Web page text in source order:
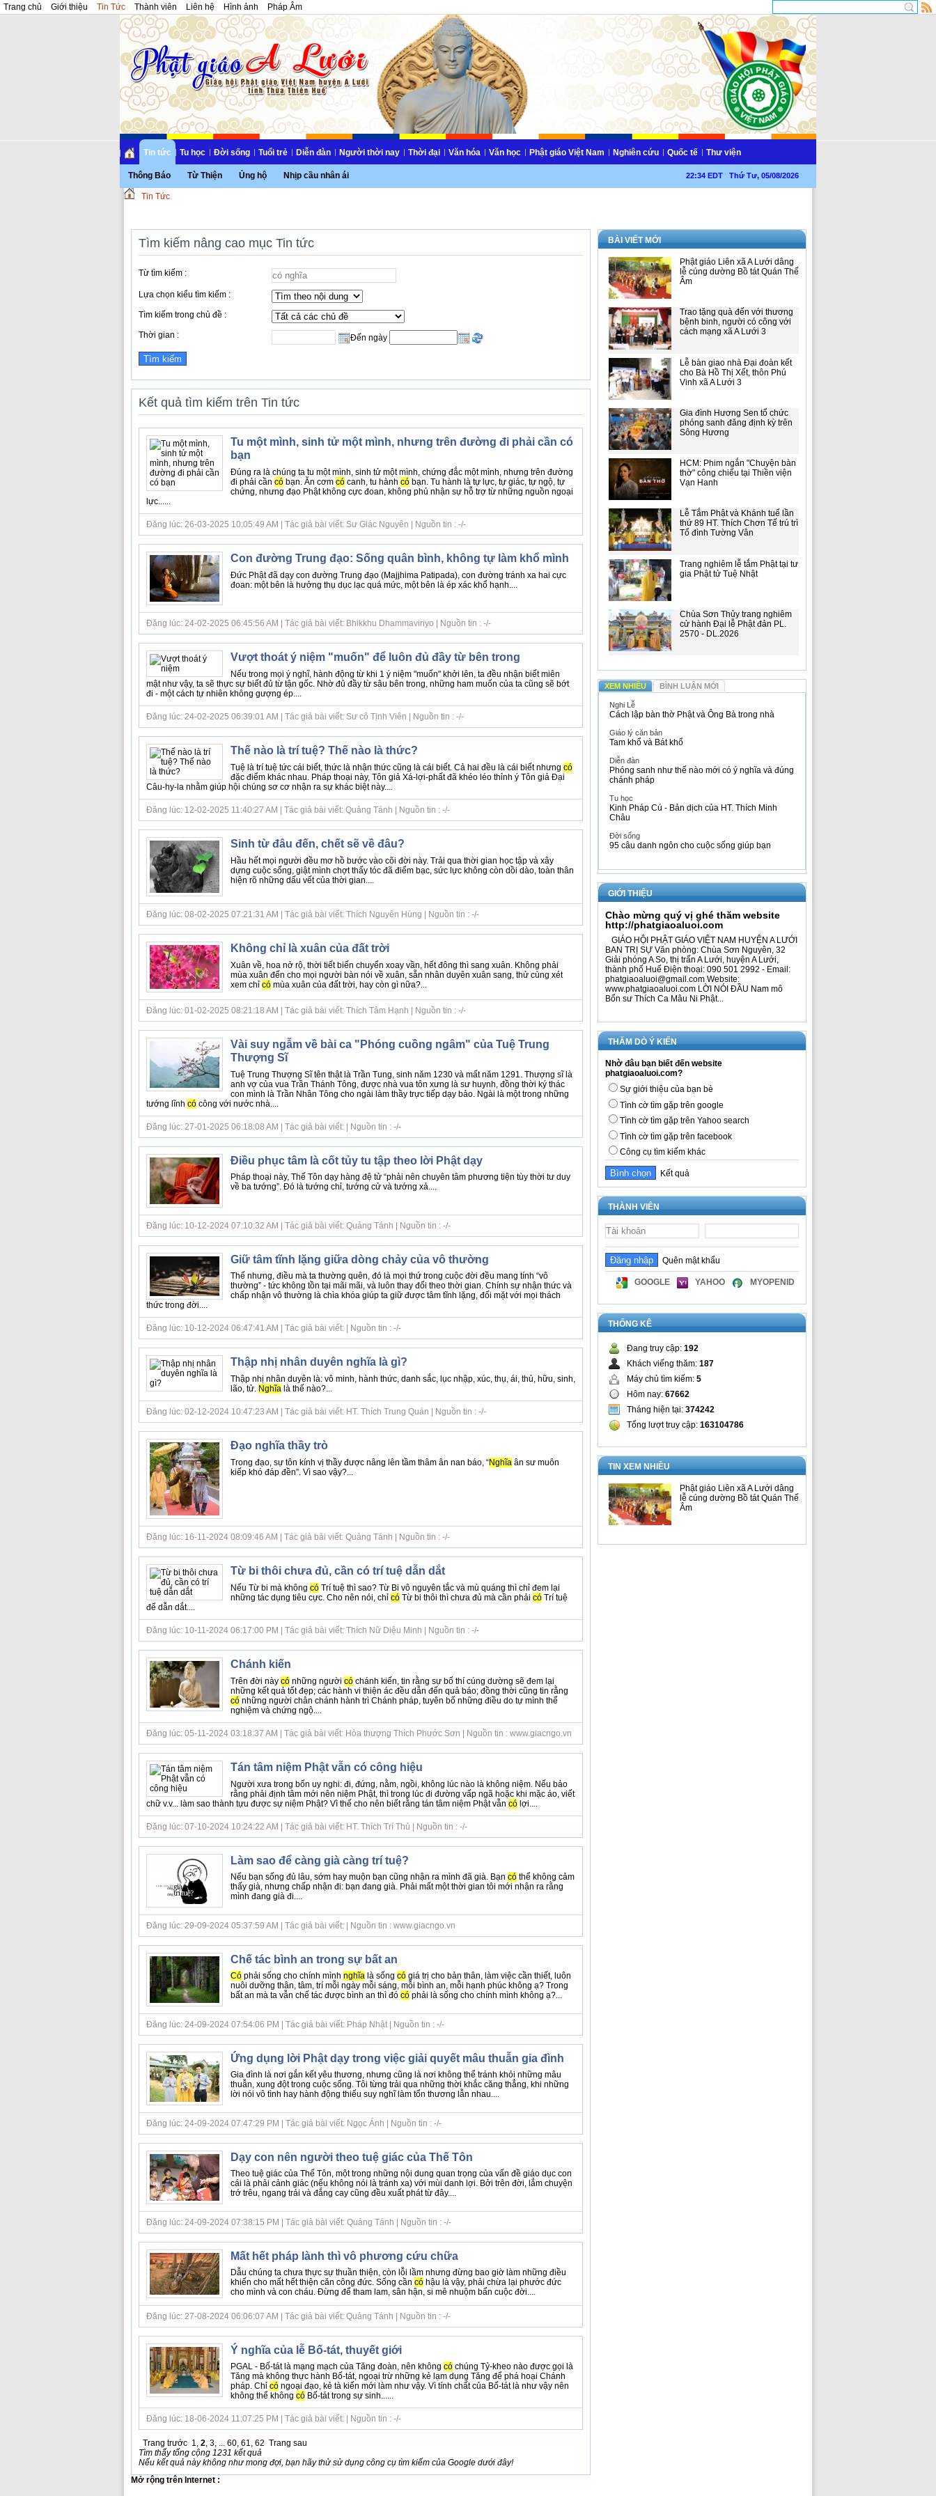
Trang chủ Giới thiệu Tin Tức Thành viên Liên hệ Hình ảnh Pháp Âm
Tin tức
Thông Báo Từ Thiện Ủng hộ Nhịp cầu nhân ái
Tu học Đời sống Tuổi trẻ Diễn đàn Người thời nay Thời đại Văn hóa Văn học Phật giáo Việt Nam Nghiên cứu Quốc tế Thư viện
22:34 EDT Thứ Tư, 05/08/2026
Tin Tức
Tìm kiếm nâng cao mục Tin tức
Từ tìm kiếm :
Lựa chọn kiểu tìm kiếm :
Tìm kiếm trong chủ đề :
Thời gian : Đến ngày
Kết quả tìm kiếm trên Tin tức
Tu một mình, sinh tử một mình, nhưng trên đường đi phải cần có
bạn
Đúng ra là chúng ta tu một mình, sinh tử một mình, chứng đắc một mình, nhưng trên đường
đi phải cần cóbạn. Ăn cơm cócanh, tu hành cóbạn. Tu hành là tự lực, tự giác, tự ngộ, tự
chứng, nhưng đạo Phật không cực đoan, không phủ nhận sự hỗ trợ từ những nguồn ngoại
lực......
Đăng lúc: 26-03-2025 10:05:49 AM | Tác giả bài viết: Sư Giác Nguyên | Nguồn tin : -/-
Con đường Trung đạo: Sống quân bình, không tự làm khổ mình
Đức Phật đã dạy con đường Trung đạo (Majjhima Patipada), con đường tránh xa hai cực
đoan: một bên là hưởng thụ dục lạc quá mức, một bên là ép xác khổ hạnh....
Đăng lúc: 24-02-2025 06:45:56 AM | Tác giả bài viết: Bhikkhu Dhammaviriyo | Nguồn tin : -/-
Vượt thoát ý niệm "muốn" để luôn đủ đầy từ bên trong
Nếu trong mọi ý nghĩ, hành động từ khi 1 ý niệm "muốn" khởi lên, ta đều nhận biết miên
mật như vậy, ta sẽ thực sự biết đủ từ tận gốc. Nhờ đủ đầy từ sâu bên trong, những ham muốn của ta cũng sẽ bớt
đi - một cách tự nhiên không gượng ép....
Đăng lúc: 24-02-2025 06:39:01 AM | Tác giả bài viết: Sư cô Tịnh Viên | Nguồn tin : -/-
Thế nào là trí tuệ? Thế nào là thức?
Tuệ là trí tuệ tức cái biết, thức là nhận thức cũng là cái biết. Cả hai đều là cái biết nhưng có
đặc điểm khác nhau. Pháp thoại này, Tôn giả Xá-lợi-phất đã khéo léo thỉnh ý Tôn giả Đại
Câu-hy-la nhằm giúp hội chúng sơ cơ nhận ra sự khác biệt này....
Đăng lúc: 12-02-2025 11:40:27 AM | Tác giả bài viết: Quảng Tánh | Nguồn tin : -/-
Sinh từ đâu đến, chết sẽ về đâu?
Hầu hết mọi người đều mơ hồ bước vào cõi đời này. Trải qua thời gian học tập và xây
dựng cuộc sống, giật mình chợt thấy tóc đã điểm bạc, sức lực không còn dồi dào, toàn thân
hiện rõ những dấu vết của thời gian....
Đăng lúc: 08-02-2025 07:21:31 AM | Tác giả bài viết: Thích Nguyên Hùng | Nguồn tin : -/-
Không chỉ là xuân của đất trời
Xuân về, hoa nở rộ, thời tiết biến chuyển xoay vần, hết đông thì sang xuân. Không phải
mùa xuân đến cho mọi người bàn nói về xuân, sẵn nhân duyên xuân sang, thử cùng xét
xem chỉ cómùa xuân của đất trời, hay còn gì nữa?...
Đăng lúc: 01-02-2025 08:21:18 AM | Tác giả bài viết: Thích Tâm Hạnh | Nguồn tin : -/-
Vài suy ngẫm về bài ca "Phóng cuồng ngâm" của Tuệ Trung
Thượng Sĩ
Tuệ Trung Thượng Sĩ tên thật là Trần Tung, sinh năm 1230 và mất năm 1291. Thượng sĩ là
anh vợ của vua Trần Thánh Tông, được nhà vua tôn xưng là sư huynh, đồng thời ký thác
con mình là Trần Nhân Tông cho ngài làm thầy trực tiếp dạy bảo. Ngài là một trong những
tướng lĩnh có công với nước nhà....
Đăng lúc: 27-01-2025 06:18:08 AM | Tác giả bài viết: | Nguồn tin : -/-
Điều phục tâm là cốt tủy tu tập theo lời Phật dạy
Pháp thoại này, Thế Tôn dạy hàng đệ tử “phải nên chuyên tâm phương tiện tùy thời tư duy
về ba tướng”. Đó là tướng chỉ, tướng cử và tướng xả....
Đăng lúc: 10-12-2024 07:10:32 AM | Tác giả bài viết: Quảng Tánh | Nguồn tin : -/-
Giữ tâm tĩnh lặng giữa dòng chảy của vô thường
Thế nhưng, điều mà ta thường quên, đó là mọi thứ trong cuộc đời đều mang tính “vô
thường” - tức không tồn tại mãi mãi, và luôn thay đổi theo thời gian. Chính sự nhận thức và
chấp nhận vô thường là chìa khóa giúp ta giữ được tâm tĩnh lặng, đối mặt với mọi thách
thức trong đời....
Đăng lúc: 10-12-2024 06:47:41 AM | Tác giả bài viết: | Nguồn tin : -/-
Thập nhị nhân duyên nghĩa là gì?
Thập nhị nhân duyên là: vô minh, hành thức, danh sắc, lục nhập, xúc, thụ, ái, thủ, hữu, sinh,
lão, tử. Nghĩalà thế nào?...
Đăng lúc: 02-12-2024 10:47:23 AM | Tác giả bài viết: HT. Thích Trung Quán | Nguồn tin : -/-
Đạo nghĩa thầy trò
Trong đạo, sự tôn kính vị thầy được nâng lên tầm thâm ân nan báo, “Nghĩaân sư muôn
kiếp khó đáp đền”. Vì sao vậy?...
Đăng lúc: 16-11-2024 08:09:46 AM | Tác giả bài viết: Quảng Tánh | Nguồn tin : -/-
Từ bi thôi chưa đủ, cần có trí tuệ dẫn dắt
Nếu Từ bi mà không cóTrí tuệ thì sao? Từ Bi vô nguyên tắc và mù quáng thì chỉ đem lại
những tác dụng tiêu cực. Cho nên nói, chỉ cóTừ bi thôi thì chưa đủ mà cần phải cóTrí tuệ
để dẫn dắt....
Đăng lúc: 10-11-2024 06:17:00 PM | Tác giả bài viết: Thích Nữ Diệu Minh | Nguồn tin : -/-
Chánh kiến
Trên đời này cónhững người cóchánh kiến, tin rằng sự bố thí cúng dường sẽ đem lại
những kết quả tốt đẹp; các hành vi thiện ác đều dẫn đến quả báo; đồng thời cũng tin rằng
cónhững người chân chánh hành trì Chánh pháp, tuyên bố những điều do tự mình thể
nghiệm và chứng ngộ....
Đăng lúc: 05-11-2024 03:18:37 AM | Tác giả bài viết: Hòa thượng Thích Phước Sơn | Nguồn tin : www.giacngo.vn
Tán tâm niệm Phật vẫn có công hiệu
Người xưa trong bốn uy nghi: đi, đứng, nằm, ngồi, không lúc nào là không niệm. Nếu bảo
rằng phải định tâm mới nên niệm Phật, thì trong lúc đi đường vấp ngã hoặc khi mặc áo, viết
chữ v.v... làm sao thành tựu được sự niệm Phật? Vì thế cho nên biết rằng tán tâm niệm Phật vẫn có lợi....
Đăng lúc: 07-10-2024 10:24:22 AM | Tác giả bài viết: HT. Thích Trí Thủ | Nguồn tin : -/-
Làm sao để càng già càng trí tuệ?
Nếu bạn sống đủ lâu, sớm hay muộn bạn cũng nhận ra mình đã già. Bạn cóthể không cảm
thấy già, nhưng chấp nhận đi: bạn đang già. Phải mất một thời gian tôi mới nhận ra rằng
mình đang già đi....
Đăng lúc: 29-09-2024 05:37:59 AM | Tác giả bài viết: | Nguồn tin : www.giacngo.vn
Chế tác bình an trong sự bất an
Cóphải sống cho chính mình nghĩalà sống cógiá trị cho bản thân, làm việc cần thiết, luôn
nuôi dưỡng thân, tâm, trí mỗi ngày mỗi sáng, mỗi bình an, mỗi hạnh phúc không ạ? Trong
bất an mà ta vẫn chế tác được bình an thì đó cóphải là sống cho chính mình không ạ?...
Đăng lúc: 24-09-2024 07:54:06 PM | Tác giả bài viết: Pháp Nhật | Nguồn tin : -/-
Ứng dụng lời Phật dạy trong việc giải quyết mâu thuẫn gia đình
Gia đình là nơi gắn kết yêu thương, nhưng cũng là nơi không thể tránh khỏi những mâu
thuẫn, xung đột trong cuộc sống. Tôi từng trải qua những thời khắc căng thẳng, khi những
lời nói vô tình hay hành động thiếu suy nghĩ làm tổn thương lẫn nhau....
Đăng lúc: 24-09-2024 07:47:29 PM | Tác giả bài viết: Ngọc Ánh | Nguồn tin : -/-
Dạy con nên người theo tuệ giác của Thế Tôn
Theo tuệ giác của Thế Tôn, một trong những nội dung quan trọng của vấn đề giáo dục con
cái là phải cảnh giác (nếu không nói là tránh xa) với mùi danh lợi. Bởi trên đời, lắm chuyện
trớ trêu, ngang trái và đắng cay cũng đều xuất phát từ đây....
Đăng lúc: 24-09-2024 07:38:15 PM | Tác giả bài viết: Quảng Tánh | Nguồn tin : -/-
Mất hết pháp lành thì vô phương cứu chữa
Dẫu chúng ta chưa thực sự thuần thiện, còn lỗi lầm nhưng đừng bao giờ làm những điều
khiến cho mất hết thiện căn công đức. Sống cần cóhậu là vậy, phải chừa lại phước đức
cho mình và con cháu. Đừng để tham lam, sân hận, si mê nhuộm bẩn cuộc đời....
Đăng lúc: 27-08-2024 06:06:07 AM | Tác giả bài viết: Quảng Tánh | Nguồn tin : -/-
Ý nghĩa của lễ Bố-tát, thuyết giới
PGAL - Bố-tát là mạng mạch của Tăng đoàn, nên không cóchúng Tỷ-kheo nào được gọi là
Tăng mà không thực hành Bố-tát, ngoại trừ những kẻ lạm dụng Tăng để phá hoại Chánh
pháp. Chỉ cóngoại đạo, kẻ tà kiến mới làm như vậy. Vì tính chất của Bố-tát là như vậy nên
không thể không cóBố-tát trong sự sinh......
Đăng lúc: 18-06-2024 11:07:25 PM | Tác giả bài viết: | Nguồn tin : -/-
Trang trước 1, 2, 3, ... 60, 61, 62 Trang sau
Tìm thấy tổng cộng 1231 kết quả
Nếu kết quả này không như mong đợi, bạn hãy thử sử dụng công cụ tìm kiếm của Google dưới đây!
Mở rộng trên Internet :
BÀI VIẾT MỚI
Phật giáo Liên xã A Lưới dâng
lễ cúng dường Bồ tát Quán Thế
Âm
Trao tặng quà đến với thương
bệnh binh, người có công với
cách mạng xã A Lưới 3
Lễ bàn giao nhà Đại đoàn kết
cho Bà Hồ Thị Xết, thôn Phú
Vinh xã A Lưới 3
Gia đình Hương Sen tổ chức
phóng sanh đăng định kỳ trên
Sông Hương
HCM: Phim ngắn "Chuyện bàn
thờ" công chiếu tại Thiền viện
Vạn Hanh
Lễ Tắm Phật và Khánh tuế lần
thứ 89 HT. Thích Chơn Tế trú trì
Tổ đình Tường Vân
Trang nghiêm lễ tắm Phật tại tư
gia Phật tử Tuệ Nhật
Chùa Sơn Thủy trang nghiêm
cử hành Đại lễ Phật đản PL.
2570 - DL.2026
XEM NHIỀU BÌNH LUẬN MỚI
Nghi Lễ
Cách lập bàn thờ Phật và Ông Bà trong nhà
Giáo lý căn bản
Tam khổ và Bát khổ
Diễn đàn
Phóng sanh như thế nào mới có ý nghĩa và đúng
chánh pháp
Tu học
Kinh Pháp Cú - Bản dịch của HT. Thích Minh
Châu
Đời sống
95 câu danh ngôn cho cuộc sống giúp bạn
GIỚI THIỆU
Chào mừng quý vị ghé thăm website
http://phatgiaoaluoi.com
GIÁO HỘI PHẬT GIÁO VIỆT NAM HUYỆN A LƯỚI
BAN TRỊ SỰ Văn phòng: Chùa Sơn Nguyên, 32
Giải phóng A So, thị trấn A Lưới, huyện A Lưới,
thành phố Huế Điện thoại: 090 501 2992 - Email:
phatgiaoaluoi@gmail.com Website:
www.phatgiaoaluoi.com LỜI NÓI ĐẦU Nam mô
Bổn sư Thích Ca Mâu Ni Phật...
THĂM DÒ Ý KIẾN
Nhờ đâu bạn biết đến website
phatgiaoaluoi.com?
Sự giới thiệu của bạn bè
Tình cờ tìm gặp trên google
Tình cờ tìm gặp trên Yahoo search
Tình cờ tìm gặp trên facebook
Công cụ tìm kiếm khác
Kết quả
THÀNH VIÊN
Quên mật khẩu
GOOGLE YAHOO MYOPENID
THỐNG KÊ
Đang truy cập: 192
Khách viếng thăm: 187
Máy chủ tìm kiếm: 5
Hôm nay: 67662
Tháng hiện tại: 374242
Tổng lượt truy cập: 163104786
TIN XEM NHIỀU
Phật giáo Liên xã A Lưới dâng
lễ cúng dường Bồ tát Quán Thế
Âm